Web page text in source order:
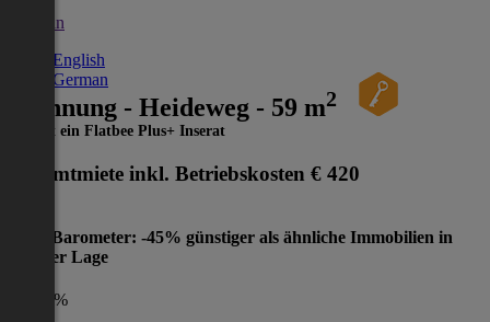
German
English
German
Wohnung - Heideweg - 59 m2
Dies ist ein Flatbee Plus+ Inserat
Gesamtmiete inkl. Betriebskosten € 420
Preis-Barometer: -45% günstiger als ähnliche Immobilien in
gleicher Lage
-45%